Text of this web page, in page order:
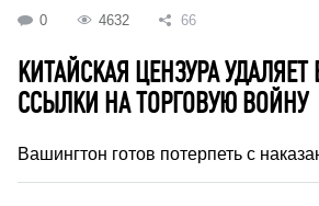
0 4632 66
КИТАЙСКАЯ ЦЕНЗУРА УДАЛЯЕТ
ССЫЛКИ НА ТОРГОВУЮ ВОЙНУ
Вашингтон готов потерпеть с